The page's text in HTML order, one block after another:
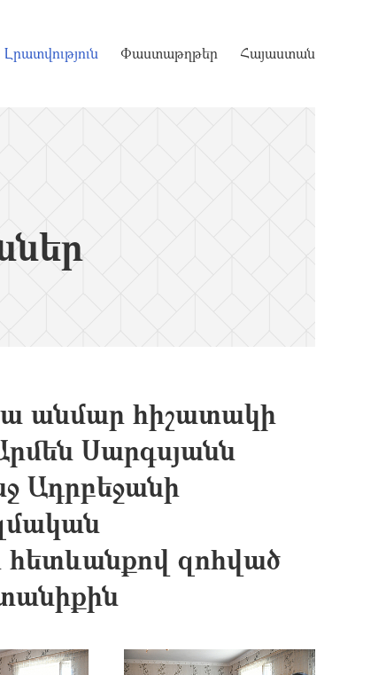
Լրատվություն Փաստաթղթեր Հայաստան
անմար հիշատակի
Սարգսյանն
Ադրբեջանի
հետևանքով զոհված